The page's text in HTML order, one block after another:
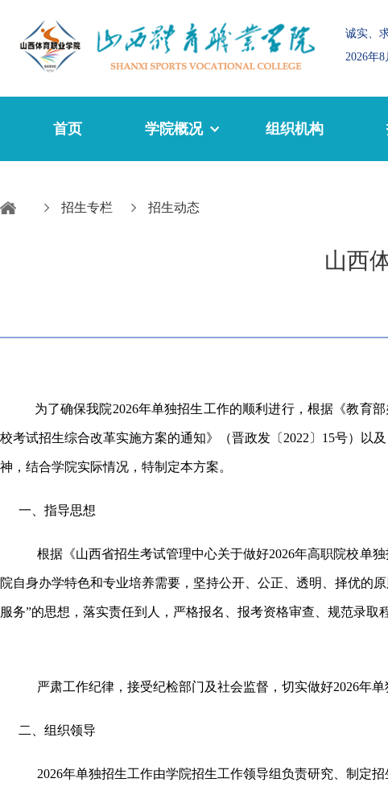
诚实、
2026年
首页 学院概况 组织机构
招生专栏 招生动态
山西
为了确保我院2026年单独招生工作的顺利进行，根据《教育
校考试招生综合改革实施方案的通知》（晋政发〔2022〕15号）以
神，结合学院实际情况，特制定本方案。
一、指导思想
根据《山西省招生考试管理中心关于做好2026年高职院校单
院自身办学特色和专业培养需要，坚持公开、公正、透明、择优的
服务”的思想，落实责任到人，严格报名、报考资格审查、规范录取
严肃工作纪律，接受纪检部门及社会监督，切实做好2026年单
二、组织领导
2026年单独招生工作由学院招生工作领导组负责研究、制定